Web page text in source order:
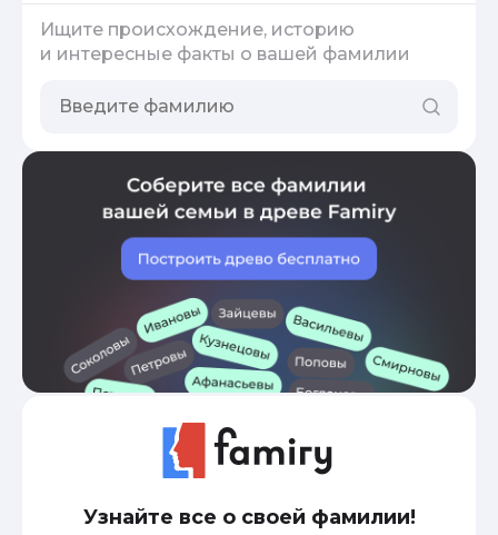
Ищите происхождение, историю
и интересные факты о вашей фамилии
Узнайте все о своей фамилии!